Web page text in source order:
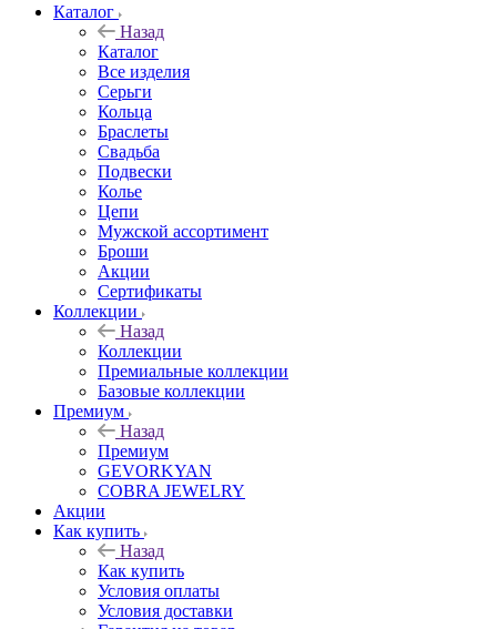
Каталог
Назад
Каталог
Все изделия
Серьги
Кольца
Браслеты
Свадьба
Подвески
Колье
Цепи
Мужской ассортимент
Броши
Акции
Сертификаты
Коллекции
Назад
Коллекции
Премиальные коллекции
Базовые коллекции
Премиум
Назад
Премиум
GEVORKYAN
COBRA JEWELRY
Акции
Как купить
Назад
Как купить
Условия оплаты
Условия доставки